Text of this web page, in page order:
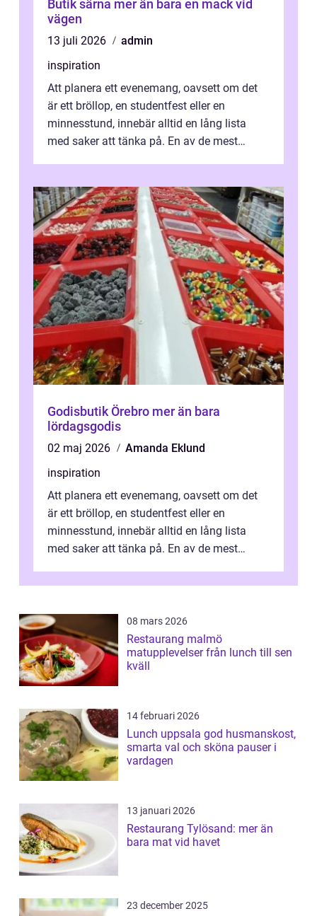
Butik särna mer än bara en mack vid
vägen
13 juli 2026
admin
inspiration
Att planera ett evenemang, oavsett om det
är ett bröllop, en studentfest eller en
minnesstund, innebär alltid en lång lista
med saker att tänka på. En av de mest
Godisbutik Örebro mer än bara
lördagsgodis
02 maj 2026
Amanda Eklund
inspiration
Att planera ett evenemang, oavsett om det
är ett bröllop, en studentfest eller en
minnesstund, innebär alltid en lång lista
med saker att tänka på. En av de mest
08 mars 2026
Restaurang malmö
matupplevelser från lunch till sen
kväll
14 februari 2026
Lunch uppsala god husmanskost,
smarta val och sköna pauser i
vardagen
13 januari 2026
Restaurang Tylösand: mer än
bara mat vid havet
23 december 2025